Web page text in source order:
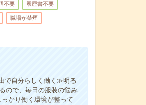
不要 履歴書不要
職場が禁煙
で自分らしく働く≫明る
ので、毎日の服装の悩み
かり働く環境が整って